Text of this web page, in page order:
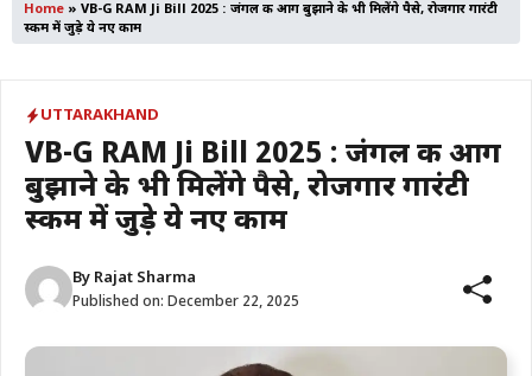
Home » VB-G RAM Ji Bill 2025 : जंगल की आग बुझाने के भी मिलेंगे पैसे, रोजगार गारंटी
स्कीम में जुड़े ये नए काम
UTTARAKHAND
VB-G RAM Ji Bill 2025 : जंगल की आग
बुझाने के भी मिलेंगे पैसे, रोजगार गारंटी
स्कीम में जुड़े ये नए काम
By Rajat Sharma
Published on: December 22, 2025